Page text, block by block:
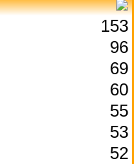
153
96
69
60
55
53
52